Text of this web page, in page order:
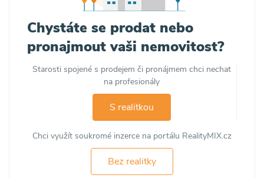
Chystáte se prodat nebo
pronajmout vaši nemovitost?
Starosti spojené s prodejem či pronájmem chci nechat
na profesionály
S realitkou
Chci využít soukromé inzerce na portálu RealityMIX.cz
Bez realitky